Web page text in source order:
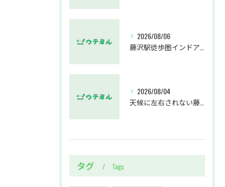
2026/08/06
2026/08/04
タグ Tags